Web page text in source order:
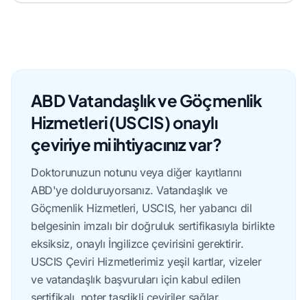
ABD Vatandaşlık ve Göçmenlik
Hizmetleri (USCIS) onaylı
çeviriye mi ihtiyacınız var?
Doktorunuzun notunu veya diğer kayıtlarını
ABD'ye dolduruyorsanız. Vatandaşlık ve
Göçmenlik Hizmetleri, USCIS, her yabancı dil
belgesinin imzalı bir doğruluk sertifikasıyla birlikte
eksiksiz, onaylı İngilizce çevirisini gerektirir.
USCIS Çeviri Hizmetlerimiz yeşil kartlar, vizeler
ve vatandaşlık başvuruları için kabul edilen